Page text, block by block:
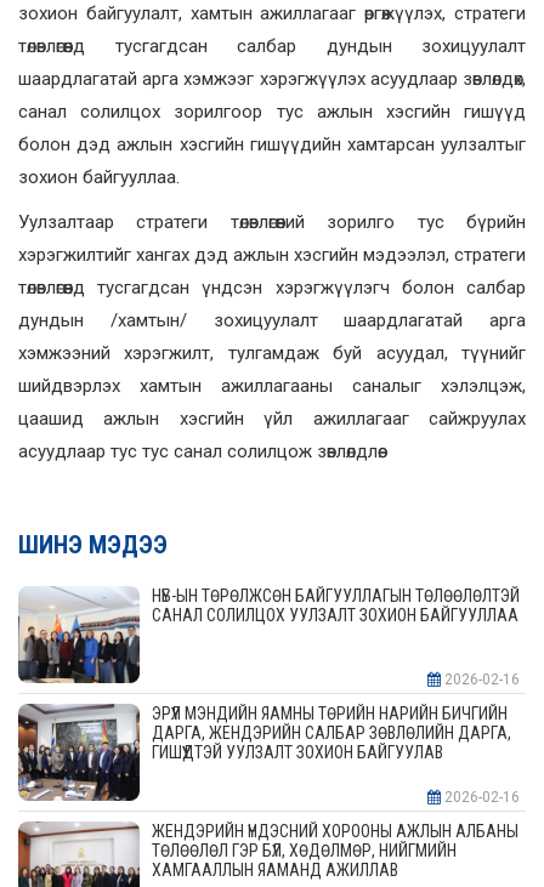
зохион байгуулалт, хамтын ажиллагааг өргөжүүлэх, стратеги
төлөвлөгөөнд тусгагдсан салбар дундын зохицуулалт
шаардлагатай арга хэмжээг хэрэгжүүлэх асуудлаар зөвлөлдөх,
санал солилцох зорилгоор тус ажлын хэсгийн гишүүд
болон дэд ажлын хэсгийн гишүүдийн хамтарсан уулзалтыг
зохион байгууллаа.
Уулзалтаар стратеги төлөвлөгөөний зорилго тус бүрийн
хэрэгжилтийг хангах дэд ажлын хэсгийн мэдээлэл, стратеги
төлөвлөгөөнд тусгагдсан үндсэн хэрэгжүүлэгч болон салбар
дундын /хамтын/ зохицуулалт шаардлагатай арга
хэмжээний хэрэгжилт, тулгамдаж буй асуудал, түүнийг
шийдвэрлэх хамтын ажиллагааны саналыг хэлэлцэж,
цаашид ажлын хэсгийн үйл ажиллагааг сайжруулах
асуудлаар тус тус санал солилцож зөвлөлдлөө.
ШИНЭ МЭДЭЭ
НҮБ-ЫН ТӨРӨЛЖСӨН БАЙГУУЛЛАГЫН ТӨЛӨӨЛӨЛТЭЙ
САНАЛ СОЛИЛЦОХ УУЛЗАЛТ ЗОХИОН БАЙГУУЛЛАА
2026-02-16
ЭРҮҮЛ МЭНДИЙН ЯАМНЫ ТӨРИЙН НАРИЙН БИЧГИЙН
ДАРГА, ЖЕНДЭРИЙН САЛБАР ЗӨВЛӨЛИЙН ДАРГА,
ГИШҮҮДТЭЙ УУЛЗАЛТ ЗОХИОН БАЙГУУЛАВ
2026-02-16
ЖЕНДЭРИЙН ҮНДЭСНИЙ ХОРООНЫ АЖЛЫН АЛБАНЫ
ТӨЛӨӨЛӨЛ ГЭР БҮЛ, ХӨДӨЛМӨР, НИЙГМИЙН
ХАМГААЛЛЫН ЯАМАНД АЖИЛЛАВ